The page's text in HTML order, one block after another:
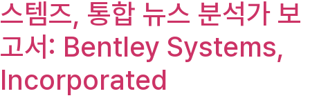
스템즈, 통합 뉴스 분석가 보
고서: Bentley Systems,
Incorporated